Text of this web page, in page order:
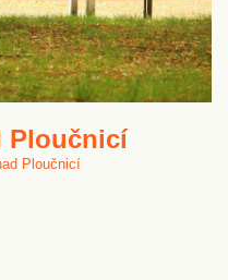
Ploučnicí
Ploučnicí